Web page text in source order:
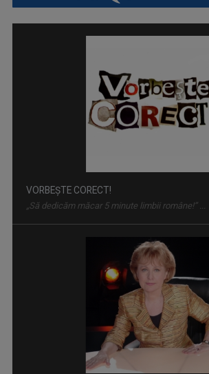
VORBEŞTE CORECT!
„Să dedicăm măcar 5 minute limbii române!” ...